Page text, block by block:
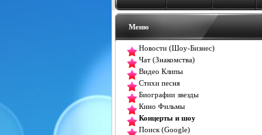
Меню
Новости (Шоу-Бизнес)
Чат (Знакомства)
Видео Клипы
Стихи песня
Биографии звезды
Кино Фильмы
Концерты и шоу
Поиск (Google)